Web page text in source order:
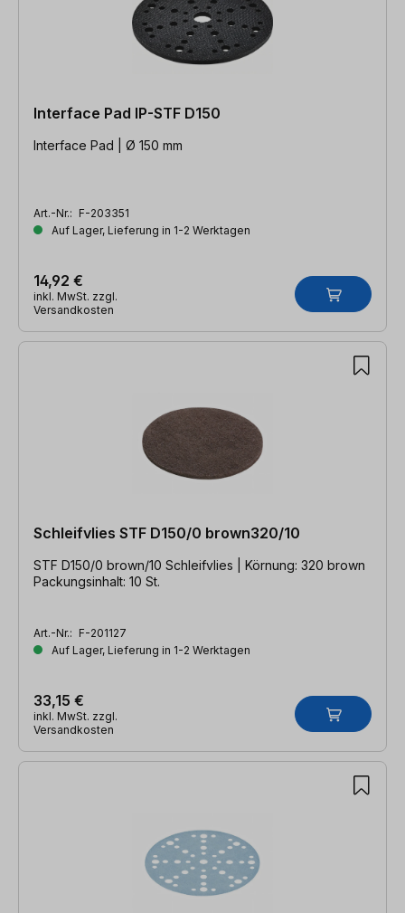
Interface Pad IP-STF D150
Interface Pad | Ø 150 mm
Art.-Nr.: F-203351
Auf Lager, Lieferung in 1-2 Werktagen
14,92 €
inkl. MwSt. zzgl.
Versandkosten
Schleifvlies STF D150/0 brown320/10
STF D150/0 brown/10 Schleifvlies | Körnung: 320 brown
Packungsinhalt: 10 St.
Art.-Nr.: F-201127
Auf Lager, Lieferung in 1-2 Werktagen
33,15 €
inkl. MwSt. zzgl.
Versandkosten